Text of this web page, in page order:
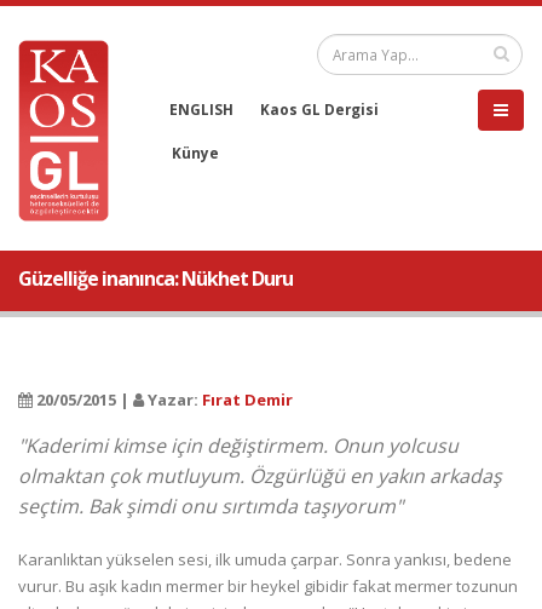
ENGLISH Kaos GL Dergisi
Künye
Güzelliğe inanınca: Nükhet Duru
20/05/2015 | Yazar: Fırat Demir
"Kaderimi kimse için değiştirmem. Onun yolcusu
olmaktan çok mutluyum. Özgürlüğü en yakın arkadaş
seçtim. Bak şimdi onu sırtımda taşıyorum"
Karanlıktan yükselen sesi, ilk umuda çarpar. Sonra yankısı, bedene
vurur. Bu aşık kadın mermer bir heykel gibidir fakat mermer tozunun